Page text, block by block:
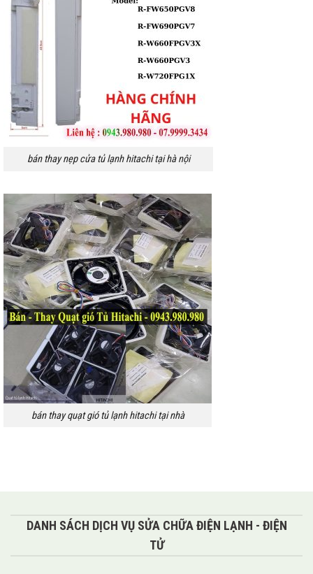
bán thay nẹp cửa tủ lạnh hitachi tại hà nội
bán thay quạt gió tủ lạnh hitachi tại nhà
DANH SÁCH DỊCH VỤ SỬA CHỮA ĐIỆN LẠNH - ĐIỆN
TỬ